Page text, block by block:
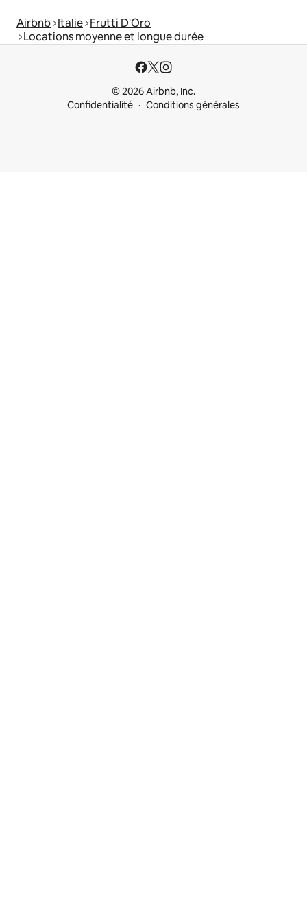
Airbnb Italie Frutti D'Oro
Locations moyenne et longue durée
© 2026 Airbnb, Inc.
Confidentialité
Conditions générales